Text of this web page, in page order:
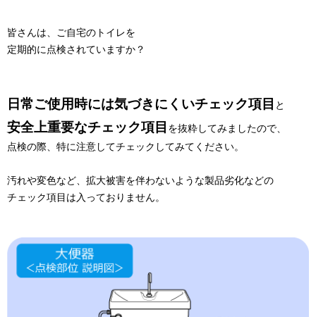
皆さんは、ご自宅のトイレを
定期的に点検されていますか？
日常ご使用時には気づきにくいチェック項目 と
安全上重要なチェック項目 を抜粋してみましたので、
点検の際、特に注意してチェックしてみてください。
汚れや変色など、拡大被害を伴わないような製品劣化などの
チェック項目は入っておりません。